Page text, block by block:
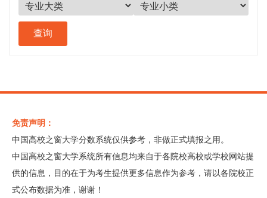
免责声明：
中国高校之窗大学分数系统仅供参考，非做正式填报之用。
中国高校之窗大学系统所有信息均来自于各院校高校或学校网站提
供的信息，目的在于为考生提供更多信息作为参考，请以各院校正
式公布数据为准，谢谢！